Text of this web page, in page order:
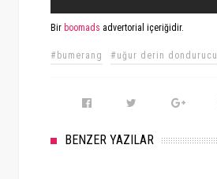
Bir boomads advertorial içeriğidir.
#bumerang #uğur derin dondurucu
BENZER YAZILAR